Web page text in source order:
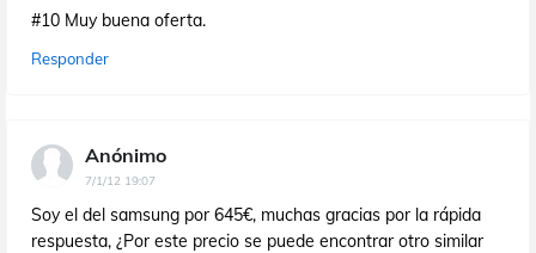
#10 Muy buena oferta.
Responder
Anónimo
7/1/12 19:07
Soy el del samsung por 645€, muchas gracias por la rápida
respuesta, ¿Por este precio se puede encontrar otro similar